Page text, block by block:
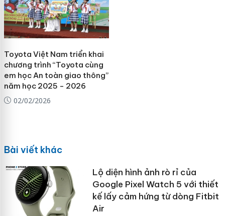
Toyota Việt Nam triển khai
chương trình “Toyota cùng
em học An toàn giao thông”
năm học 2025 - 2026
02/02/2026
Bài viết khác
Lộ diện hình ảnh rò rỉ của
Google Pixel Watch 5 với thiết
kế lấy cảm hứng từ dòng Fitbit
Air